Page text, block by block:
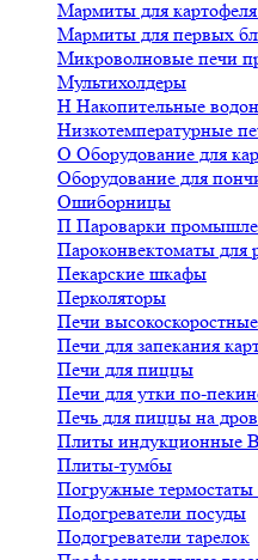
Мармиты для
Мармиты для первых
Микроволновые печи
Мультихолдеры
Н Накопительные
Низкотемпературные
О Оборудование для
Оборудование для
Ошиборницы
П Пароварки
Пароконвектоматы для
Пекарские шкафы
Перколяторы
Печи высокоскоростные
Печи для запекания
Печи для пиццы
Печи для утки по-
Печь для пиццы на
Плиты индукционные
Плиты-тумбы
Погружные термостаты
Подогреватели посуды
Подогреватели тарелок